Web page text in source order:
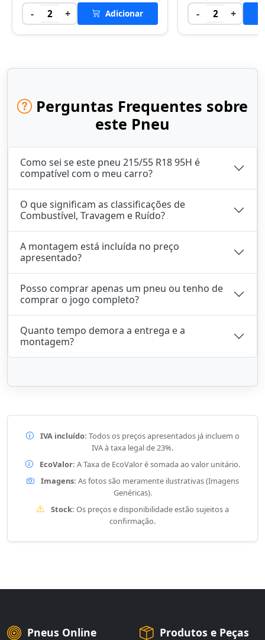
- 2 + Adicionar - 2 +
Perguntas Frequentes sobre
este Pneu
Como sei se este pneu 215/55 R18 95H é
compatível com o meu carro?
O que significam as classificações de
Combustível, Travagem e Ruído?
A montagem está incluída no preço
apresentado?
Posso comprar apenas um pneu ou tenho de
comprar o jogo completo?
Quanto tempo demora a entrega e a
montagem?
IVA incluído: Todos os preços apresentados já incluem o
IVA à taxa legal de 23%.
EcoValor: A Taxa de EcoValor é somada ao valor unitário.
Imagens: As fotos são meramente ilustrativas (Imagens
Genéricas).
Stock: Os preços e disponibilidade estão sujeitos a
confirmação.
Pneus Online Produtos e Peças